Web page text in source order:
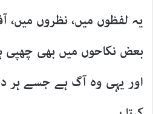
یہ لفظوں میں، نظروں میں،
بعض نکاحوں میں بھی چھپی
اور یہی وہ آگ ہے جسے ہر